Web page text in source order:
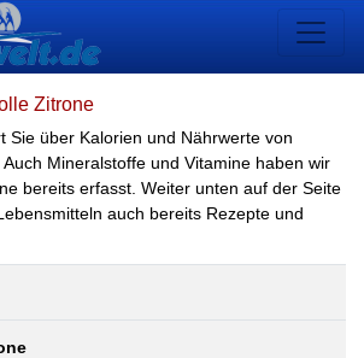
Zitrone
Sie über Kalorien und Nährwerte von
Mineralstoffe und Vitamine haben wir
bereits erfasst. Weiter unten auf der Seite
auch bereits Rezepte und